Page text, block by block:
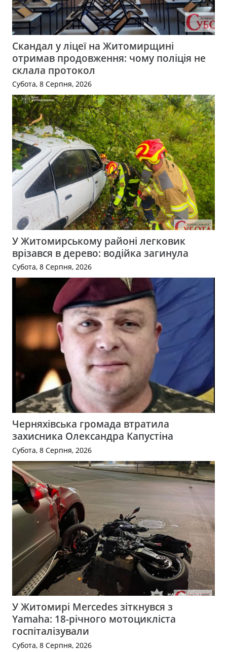
Скандал у ліцеї на Житомирщині
отримав продовження: чому поліція не
склала протокол
Субота, 8 Серпня, 2026
У Житомирському районі легковик
врізався в дерево: водійка загинула
Субота, 8 Серпня, 2026
Черняхівська громада втратила
захисника Олександра Капустіна
Субота, 8 Серпня, 2026
У Житомирі Mercedes зіткнувся з
Yamaha: 18-річного мотоцикліста
госпіталізували
Субота, 8 Серпня, 2026